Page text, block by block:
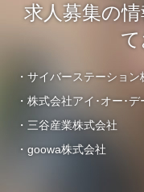
求人募集の
て
・サイバーステーション
・株式会社アイ･オー･デ
・三谷産業株式会社
・goowa株式会社